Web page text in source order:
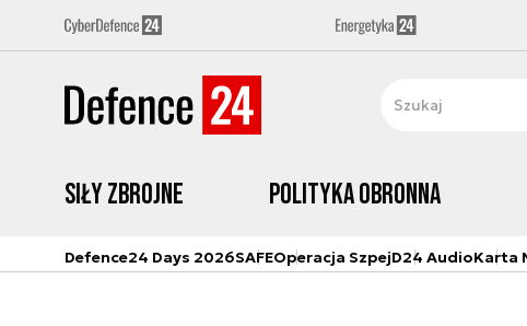
Siły zbrojne Polityka obronna
Defence24 Days 2026SAFEOperacja SzpejD24 AudioKarta